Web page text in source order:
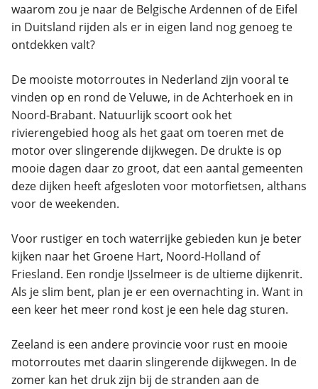
waarom zou je naar de Belgische Ardennen of de Eifel
in Duitsland rijden als er in eigen land nog genoeg te
ontdekken valt?
De mooiste motorroutes in Nederland zijn vooral te
vinden op en rond de Veluwe, in de Achterhoek en in
Noord-Brabant. Natuurlijk scoort ook het
rivierengebied hoog als het gaat om toeren met de
motor over slingerende dijkwegen. De drukte is op
mooie dagen daar zo groot, dat een aantal gemeenten
deze dijken heeft afgesloten voor motorfietsen, althans
voor de weekenden.
Voor rustiger en toch waterrijke gebieden kun je beter
kijken naar het Groene Hart, Noord-Holland of
Friesland. Een rondje IJsselmeer is de ultieme dijkenrit.
Als je slim bent, plan je er een overnachting in. Want in
een keer het meer rond kost je een hele dag sturen.
Zeeland is een andere provincie voor rust en mooie
motorroutes met daarin slingerende dijkwegen. In de
zomer kan het druk zijn bij de stranden aan de